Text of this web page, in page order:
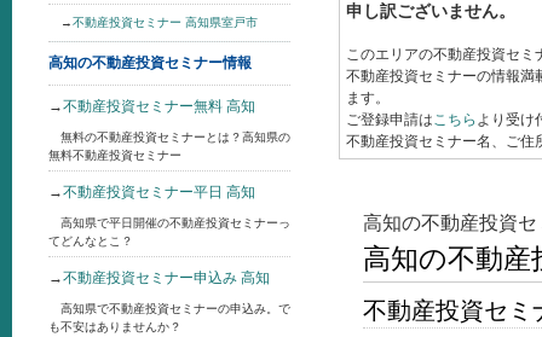
→不動産投資セミナー 高知県室戸市
高知の不動産投資セミナー情報
→不動産投資セミナー無料 高知
無料の不動産投資セミナーとは？高知県の
無料不動産投資セミナー
→不動産投資セミナー平日 高知
高知県で平日開催の不動産投資セミナーっ
てどんなとこ？
→不動産投資セミナー申込み 高知
高知県で不動産投資セミナーの申込み。で
も不安はありませんか？
申し訳ございません。
このエリアの不動産投資セ
不動産投資セミナーの情報満
ます。
ご登録申請はこちら より受け
不動産投資セミナー名、ご住
高知の不動産投資
高知の不動産
不動産投資セミ